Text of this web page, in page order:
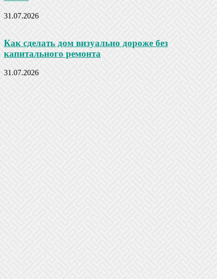
31.07.2026
Как сделать дом визуально дороже без
капитального ремонта
31.07.2026